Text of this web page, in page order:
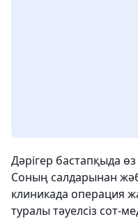
Дәрігер бастапқыда
Соның салдарынан
клиникада операция
туралы тәуелсіз сот-